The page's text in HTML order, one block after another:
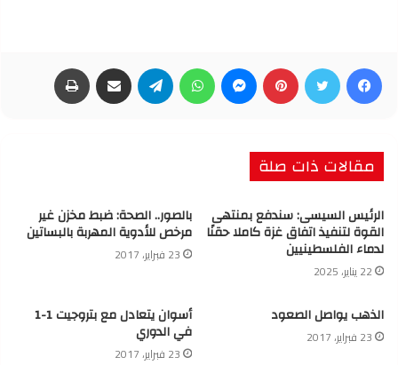
فيسبوك تويتر بينتيريست ماسنجر واتساب تيلقرام مشاركة عبر البريد
مقالات ذات صلة
الرئيس السيسى: سندفع بمنتهى
القوة لتنفيذ اتفاق غزة كاملا حقنًا
لدماء الفلسطينيين
22 يناير، 2025
بالصور.. الصحة: ضبط مخزن غير
مرخص للأدوية المهربة بالبساتين
23 فبراير، 2017
الذهب يواصل الصعود
23 فبراير، 2017
أسوان يتعادل مع بتروجيت 1-1
في الدوري
23 فبراير، 2017